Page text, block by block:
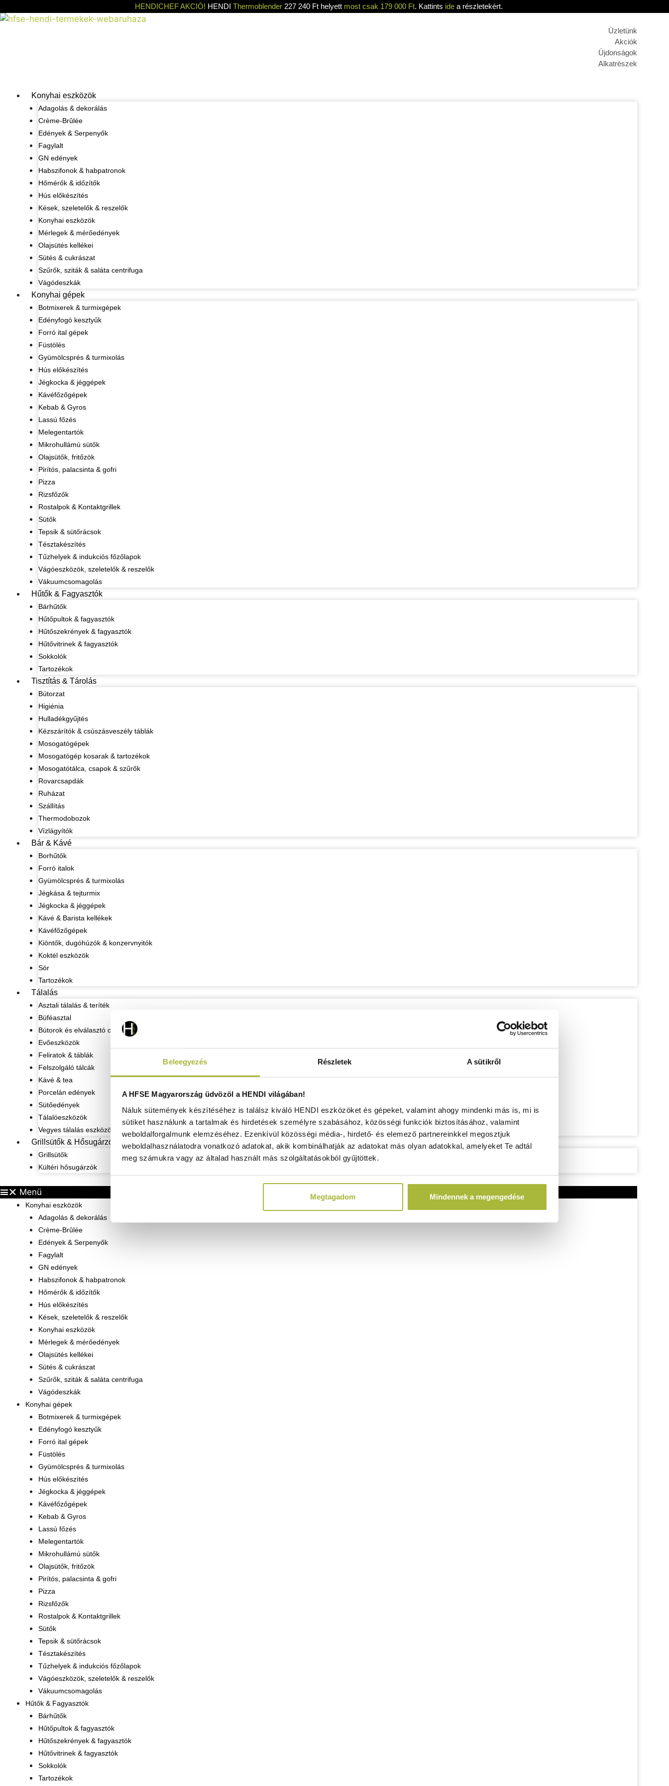
Beleegyezés Részletek A sütikről
A HFSE Magyarország üdvözöl a HENDI világában!
Náluk sütemények készítéséhez is találsz kiváló HENDI eszközöket és gépeket, valamint ahogy mindenki más is, mi is
sütiket használunk a tartalmak és hirdetések személyre szabásához, közösségi funkciók biztosításához, valamint
weboldalforgalmunk elemzéséhez. Ezenkívül közösségi média-, hirdető- és elemező partnereinkkel megosztjuk
weboldalhasználatodra vonatkozó adatokat, akik kombinálhatják az adatokat más olyan adatokkal, amelyeket Te adtál
meg számukra vagy az általad használt más szolgáltatásokból gyűjtöttek.
Megtagadom Mindennek a megengedése
a
HENDICHEF AKCIÓ! HENDI Thermoblender227 240 Ft helyett most csak 179 000 Ft. Kattints idea részletekért.
Üzletünk
Akciók
Újdonságok
Alkatrészek
Konyhai eszközök
Adagolás & dekorálás
Crème-Brûlée
Edények & Serpenyők
Fagylalt
GN edények
Habszifonok & habpatronok
Hőmérők & időzítők
Hús előkészítés
Kések, szeletelők & reszelők
Konyhai eszközök
Mérlegek & mérőedények
Olajsütés kellékei
Sütés & cukrászat
Szűrők, sziták & saláta centrifuga
Vágódeszkák
Konyhai gépek
Botmixerek & turmixgépek
Edényfogó kesztyűk
Forró ital gépek
Füstölés
Gyümölcsprés & turmixolás
Hús előkészítés
Jégkocka & jéggépek
Kávéfőzőgépek
Kebab & Gyros
Lassú főzés
Melegentartók
Mikrohullámú sütők
Olajsütők, fritőzök
Pirítós, palacsinta & gofri
Pizza
Rizsfőzők
Rostalpok & Kontaktgrillek
Sütők
Tepsik & sütőrácsok
Tésztakészítés
Tűzhelyek & indukciós főzőlapok
Vágóeszközök, szeletelők & reszelők
Vákuumcsomagolás
Hűtők & Fagyasztók
Bárhűtők
Hűtőpultok & fagyasztók
Hűtőszekrények & fagyasztók
Hűtővitrinek & fagyasztók
Sokkolók
Tartozékok
Tisztítás & Tárolás
Bútorzat
Higiénia
Hulladékgyűjtés
Kézszárítók & csúszásveszély táblák
Mosogatógépek
Mosogatógép kosarak & tartozékok
Mosogatótálca, csapok & szűrők
Rovarcsapdák
Ruházat
Szállítás
Thermodobozok
Vízlágyítók
Bár & Kávé
Borhűtők
Forró italok
Gyümölcsprés & turmixolás
Jégkása & tejturmix
Jégkocka & jéggépek
Kávé & Barista kellékek
Kávéfőzőgépek
Kiöntők, dugóhúzók & konzervnyitók
Koktél eszközök
Sör
Tartozékok
Tálalás
Asztali tálalás & teríték
Büféasztal
Bútorok és elválasztó oszlopok
Evőeszközök
Feliratok & táblák
Felszolgáló tálcák
Kávé & tea
Porcelán edények
Sütőedények
Tálalóeszközök
Vegyes tálalás eszközök
Grillsütők & Hősugárzók
Grillsütők
Kültéri hősugárzók
Menü
Konyhai eszközök
Adagolás & dekorálás
Crème-Brûlée
Edények & Serpenyők
Fagylalt
GN edények
Habszifonok & habpatronok
Hőmérők & időzítők
Hús előkészítés
Kések, szeletelők & reszelők
Konyhai eszközök
Mérlegek & mérőedények
Olajsütés kellékei
Sütés & cukrászat
Szűrők, sziták & saláta centrifuga
Vágódeszkák
Konyhai gépek
Botmixerek & turmixgépek
Edényfogó kesztyűk
Forró ital gépek
Füstölés
Gyümölcsprés & turmixolás
Hús előkészítés
Jégkocka & jéggépek
Kávéfőzőgépek
Kebab & Gyros
Lassú főzés
Melegentartók
Mikrohullámú sütők
Olajsütők, fritőzök
Pirítós, palacsinta & gofri
Pizza
Rizsfőzők
Rostalpok & Kontaktgrillek
Sütők
Tepsik & sütőrácsok
Tésztakészítés
Tűzhelyek & indukciós főzőlapok
Vágóeszközök, szeletelők & reszelők
Vákuumcsomagolás
Hűtők & Fagyasztók
Bárhűtők
Hűtőpultok & fagyasztók
Hűtőszekrények & fagyasztók
Hűtővitrinek & fagyasztók
Sokkolók
Tartozékok